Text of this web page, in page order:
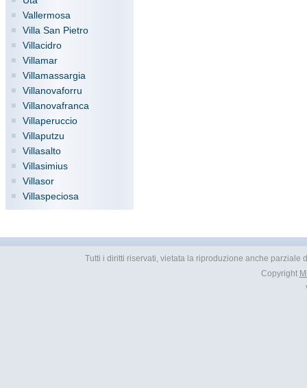
Vallermosa
Villa San Pietro
Villacidro
Villamar
Villamassargia
Villanovaforru
Villanovafranca
Villaperuccio
Villaputzu
Villasalto
Villasimius
Villasor
Villaspeciosa
Tutti i diritti riservati, vietata la riproduzione anche
Copyright